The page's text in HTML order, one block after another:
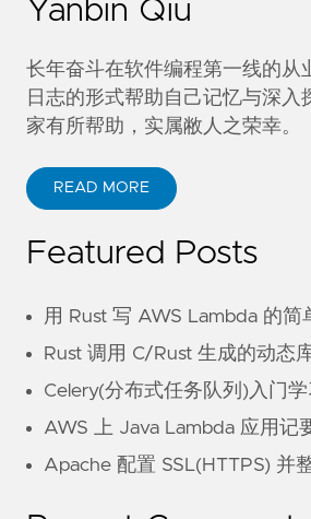
Yanbin Qiu
长年奋斗在软件编程第一线的从
日志的形式帮助自己记忆与深入
家有所帮助，实属敝人之荣幸。
READ MORE
Featured Posts
用 Rust 写 AWS Lambda 的简
Rust 调用 C/Rust 生成的动态
Celery(分布式任务队列)入门
AWS 上 Java Lambda 应用记
Apache 配置 SSL(HTTPS) 并